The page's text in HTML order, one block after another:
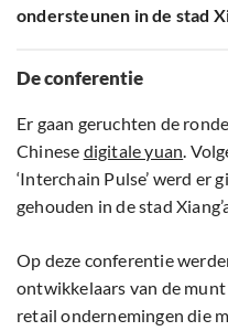
ondersteunen in de stad
De conferentie
Er gaan geruchten de
Chinese digitale yuan.
‘Interchain Pulse’ werd
gehouden in de stad
Op deze conferentie
ontwikkelaars van de
retail ondernemingen die